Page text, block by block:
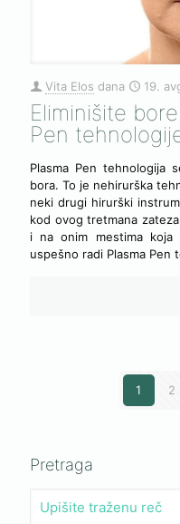
Vita Elos dana 19.
Eliminišite
Pen
Plasma Pen tehnologija
bora. To je nehirurška
neki drugi hirurški
kod ovog tretmana
i na onim mestima
uspešno radi Plasma Pen
1 2
Pretraga